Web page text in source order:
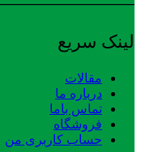
لینک سریع
مقالات
درباره ما
تماس باما
فروشگاه
حساب کاربری من